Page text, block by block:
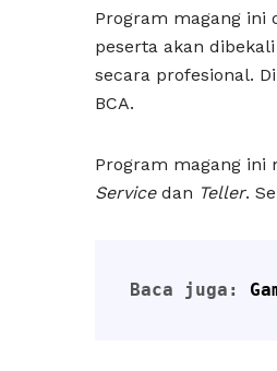
Program magang ini
peserta akan
secara profesional.
BCA.
Program magang ini
Servicedan Teller.
Baca juga: